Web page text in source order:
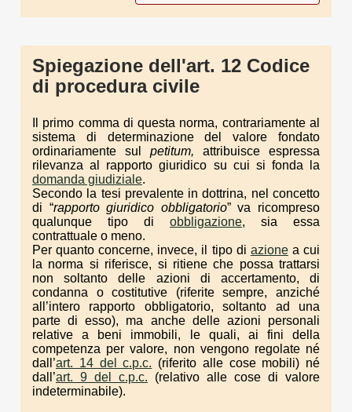
Spiegazione dell'art. 12 Codice
di procedura civile
Il primo comma di questa norma, contrariamente al
sistema di determinazione del valore fondato
ordinariamente sul petitum, attribuisce espressa
rilevanza al rapporto giuridico su cui si fonda la
domanda giudiziale.
Secondo la tesi prevalente in dottrina, nel concetto
di “rapporto giuridico obbligatorio” va ricompreso
qualunque tipo di obbligazione, sia essa
contrattuale o meno.
Per quanto concerne, invece, il tipo di azionea cui
la norma si riferisce, si ritiene che possa trattarsi
non soltanto delle azioni di accertamento, di
condanna o costitutive (riferite sempre, anziché
all’intero rapporto obbligatorio, soltanto ad una
parte di esso), ma anche delle azioni personali
relative a beni immobili, le quali, ai fini della
competenza per valore, non vengono regolate né
dall’art. 14 del c.p.c. (riferito alle cose mobili) né
dall’art. 9 del c.p.c. (relativo alle cose di valore
indeterminabile).